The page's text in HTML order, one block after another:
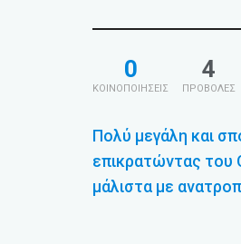
0
ΚΟΙΝΟΠΟΙΗΣΕΙΣ
4
ΠΡΟΒΟΛΕΣ
Πολύ μεγάλη και
επικρατώντας του
μάλιστα με